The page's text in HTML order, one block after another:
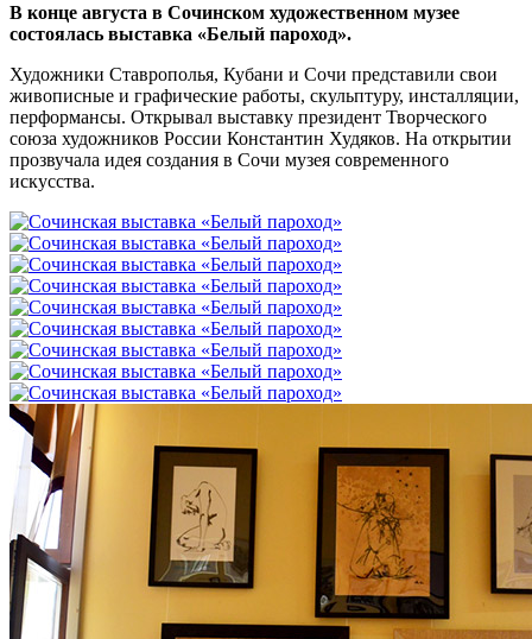
В конце августа в Сочинском художественном музее
состоялась выставка «Белый пароход».
Художники Ставрополья, Кубани и Сочи представили свои
живописные и графические работы, скульптуру, инсталляции,
перформансы. Открывал выставку президент Творческого
союза художников России Константин Худяков. На открытии
прозвучала идея создания в Сочи музея современного
искусства.